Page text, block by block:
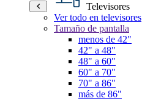
Televisores
Ver todo en televisores
Tamaño de pantalla
menos de 42"
42" a 48"
48" a 60"
60" a 70"
70" a 86"
más de 86"